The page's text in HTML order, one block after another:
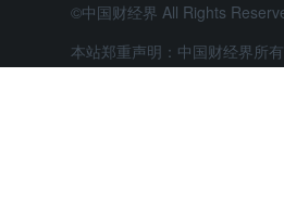
©中国财经界 All Rights
本站郑重声明：中国财经界所